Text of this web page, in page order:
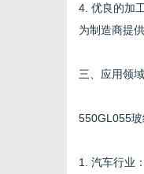
4. 优良的加
为制造商提
三、应用领域
550GL055
1. 汽车行业